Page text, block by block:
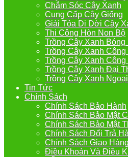
Chắm Sóc Cây Xanh
Cung Cấp Cây Giống
Giải Tỏa Di Dời Cây
Thi Công Hòn Non Bộ
Trồng Cây Xanh Bóng
Trồng Cây Xanh Công
Trồng Cây Xanh Công
Trồng Cây Xanh Đại
Trồng Cây Xanh
Tin Tức
Chính Sách
Chính Sách Bảo Hành
Chính Sách Bảo Mật
Chính Sách Bảo Mật
Chính Sách Đổi Trả
Chính Sách Giao Hàng
Điều Khoản Và Điều